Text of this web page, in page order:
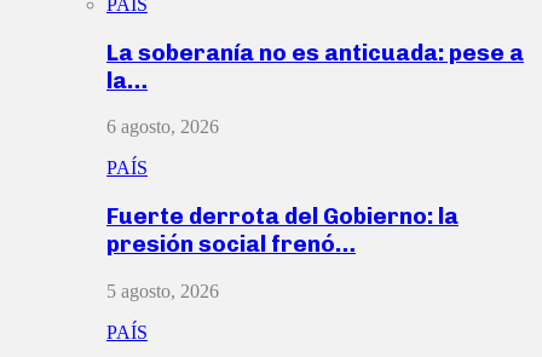
PAÍS
La soberanía no es anticuada: pese a
la…
6 agosto, 2026
PAÍS
Fuerte derrota del Gobierno: la
presión social frenó…
5 agosto, 2026
PAÍS